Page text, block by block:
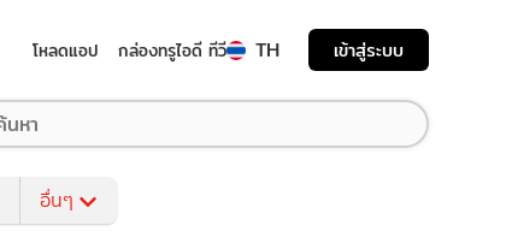
โหลดแอป กล่องทรูไอดี ทีวี TH เข้าสู่ระบบ
อื่นๆ